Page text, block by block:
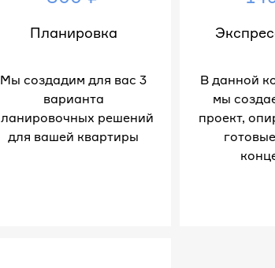
Планировка
Мы создадим для вас 3
варианта
решений
для вашей квартиры
В данной
мы
проект,